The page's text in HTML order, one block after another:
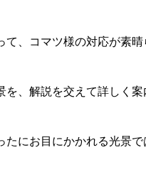
、コマツ様の対応が素晴
、解説を交えて詳しく案
にお目にかかれる光景で